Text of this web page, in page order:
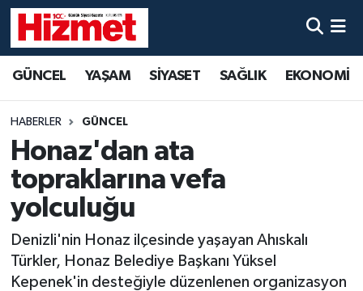
GÜNCEL YAŞAM SİYASET SAĞLIK EKONOMİ
HABERLER GÜNCEL
Honaz'dan ata
topraklarına vefa
yolculuğu
Denizli'nin Honaz ilçesinde yaşayan Ahıskalı
Türkler, Honaz Belediye Başkanı Yüksel
Kepenek'in desteğiyle düzenlenen organizasyon
YAŞAM
SİYASET
SAĞLIK
EKONOMİ
KÜLTÜR SANAT
Denizli Hava Durumu
Denizli Trafik Yoğunluk Haritası
Süper Lig Puan Durumu ve Fikstür
Tüm Manşetler
Son Dakika Haberleri